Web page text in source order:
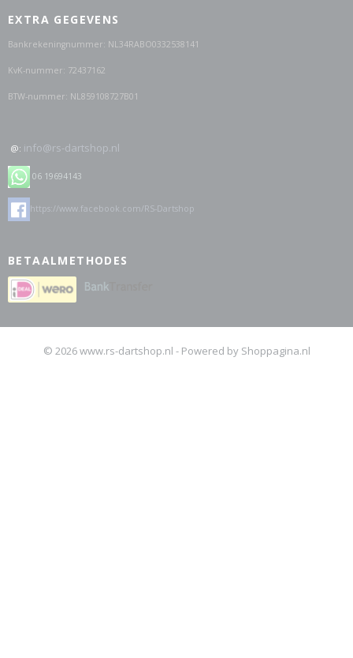
EXTRA GEGEVENS
Bankrekeningnummer: NL34RABO0332538141
KvK-nummer: 72437162
BTW-nummer: NL859108727B01
@: info@rs-dartshop.nl
06 19694143
https://www.facebook.com/RS-Dartshop
BETAALMETHODES
© 2026 www.rs-dartshop.nl - Powered by Shoppagina.nl